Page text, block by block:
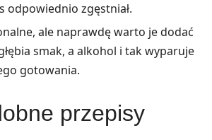
odpowiednio zgęstniał.
ale naprawdę warto je dodać
smak, a alkohol i tak wyparuje
gotowania.
przepisy